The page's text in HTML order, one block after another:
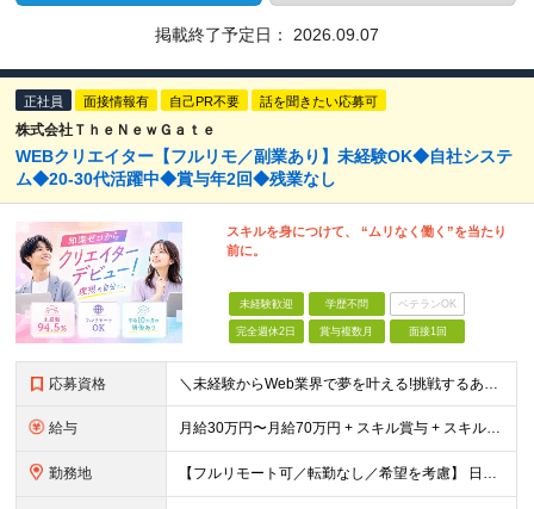
掲載終了予定日： 2026.09.07
正社員 面接情報有 自己PR不要 話を聞きたい応募可
株式会社ＴｈｅＮｅｗＧａｔｅ
WEBクリエイター【フルリモ／副業あり】未経験OK◆自社システ
ム◆20-30代活躍中◆賞与年2回◆残業なし
スキルを身につけて、 “ムリなく働く”を当たり
前に。
未経験歓迎 学歴不問 ベテランOK
完全週休2日 賞与複数月 面接1回
応募資格 ＼未経験からWeb業界で夢を叶える!挑戦するあなたを全力サポート／ ★学歴・経験不問! ★未経験・クリエイティブ系スクール卒業生・第二新卒歓迎! ★社会人未経験OK! ★将来の幹部候補採用 『PCに
給与 月給30万円〜月給70万円 + スキル賞与 + スキルインセンティブ ※研修期間は有期雇用契約社員 ※プロジェクトによって異なる ※上記には(固定残業代¥44,369/30時間)を含む ※エリアによ
勤務地 【フルリモート可／転勤なし／希望を考慮】 日本47都道府県、どこでも就業可能！ (東京支社、群馬本社、北海道支社、宮城支社、愛知支社、大阪支社、福岡支社、千葉支店、神奈川支店、茨城支店、新潟支店、長野